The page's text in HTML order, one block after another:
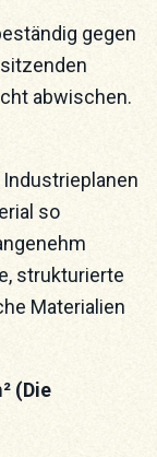
gegen
abwischen.
so
strukturierte
Materialien
(Die